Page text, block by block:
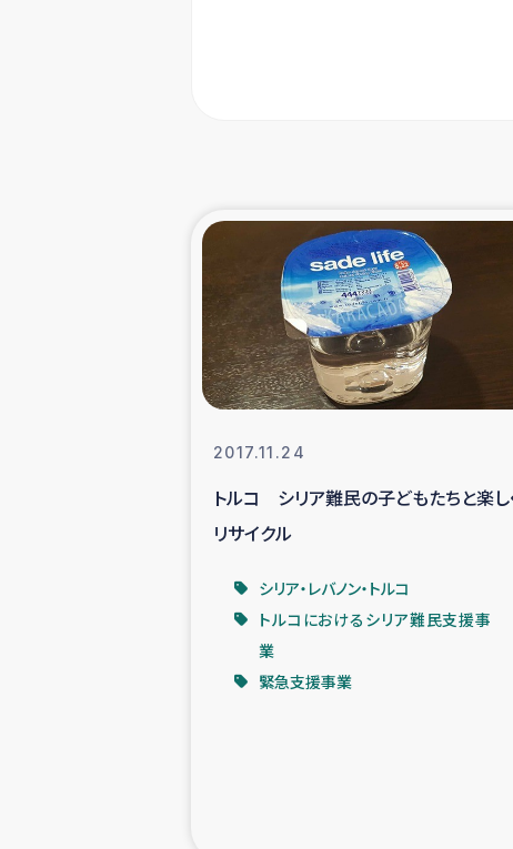
東ティモー
スリランカ
スリランカの南北女性をつな
ガザ人
タイ国境ミャン
レバノンでのシリア難
2017.11.24
トルコ シリア難民の子どもたちと楽し
リサイクル
シリア・レバノン・トルコ
トルコにおけるシリア難民支援事
業
緊急支援事業